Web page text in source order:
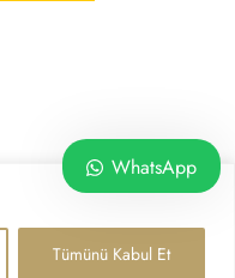
Tümünü Kabul Et
WhatsApp